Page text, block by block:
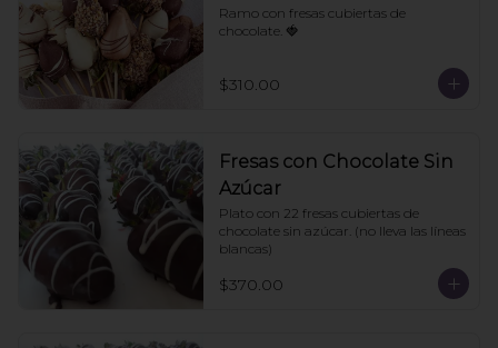
Ramo con fresas cubiertas de
chocolate. 🍓
$310.00
Fresas con Chocolate Sin
Azúcar
Plato con 22 fresas cubiertas de
chocolate sin azúcar. (no lleva las líneas
blancas)
$370.00